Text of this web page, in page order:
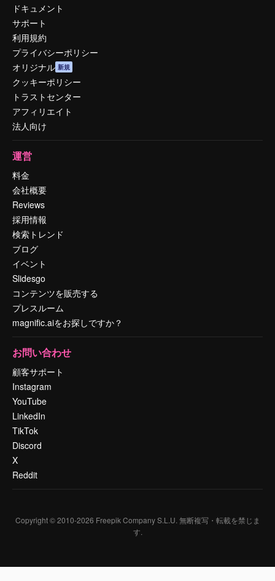
ドキュメント
サポート
利用規約
プライバシーポリシー
オリジナル 新規
クッキーポリシー
トラストセンター
アフィリエイト
法人向け
運営
料金
会社概要
Reviews
採用情報
検索トレンド
ブログ
イベント
Slidesgo
コンテンツを販売する
プレスルーム
magnific.aiをお探しですか？
お問い合わせ
顧客サポート
Instagram
YouTube
LinkedIn
TikTok
Discord
X
Reddit
Copyright © 2010-2026 Freepik Company S.L.U. 無断複写・転載を禁じま
す.